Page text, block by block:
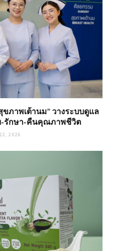
ภาพเต้านม” วางระบบดูแล
-รักษา-คืนคุณภาพชีวิต
2026